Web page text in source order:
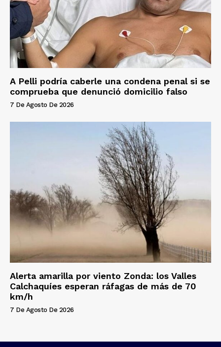
A Pelli podría caberle una condena penal si se
comprueba que denunció domicilio falso
7 De Agosto De 2026
Alerta amarilla por viento Zonda: los Valles
Calchaquíes esperan ráfagas de más de 70
km/h
7 De Agosto De 2026